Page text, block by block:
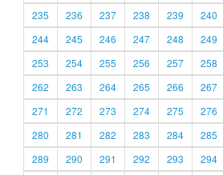
235
236 237 238 239 240
244
245 246 247 248 249
253
254 255 256 257 258
262
263 264 265 266 267
271
272 273 274 275 276
280
281 282 283 284 285
289
290 291 292 293 294